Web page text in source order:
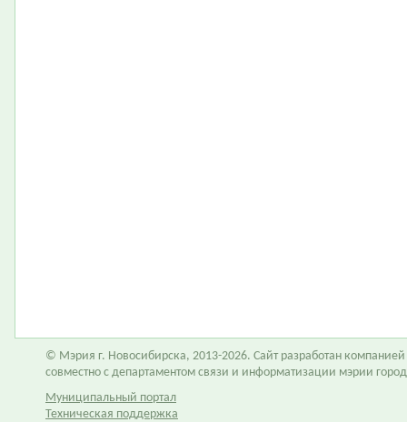
© Мэрия г. Новосибирска, 2013-2026. Сайт разработан компанией
совместно с департаментом связи и информатизации мэрии
Муниципальный портал
Техническая поддержка